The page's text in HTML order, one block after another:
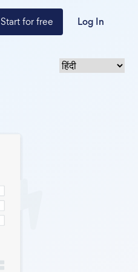
Start for free Log In